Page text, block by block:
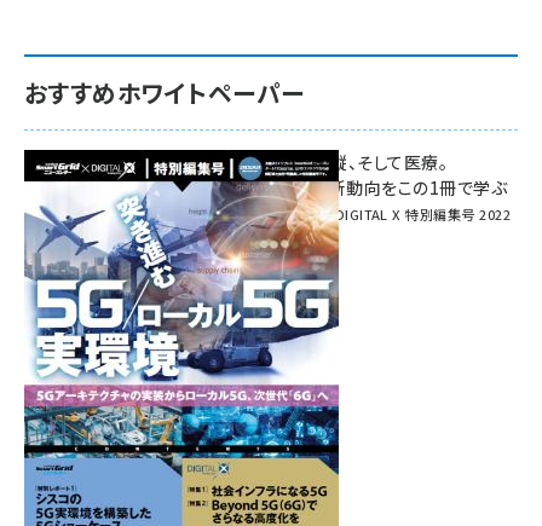
おすすめホワイトペーパー
環境対策、建機の遠隔操縦、そして医療。
次世代通信規格「5G」最新動向をこの1冊で学ぶ
SmartGrid ニューズレター × DIGITAL X 特別編集号 2022
Summer